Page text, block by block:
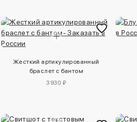
Жесткий артикулированный
браслет с бантом
3930 ₽